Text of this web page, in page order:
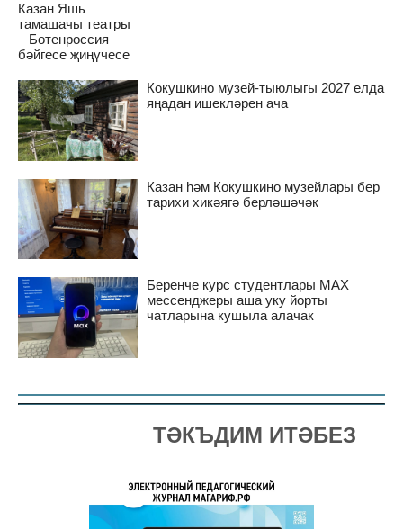
Казан Яшь
тамашачы театры
– Бөтенроссия
бәйгесе җиңүчесе
Кокушкино музей-тыюлыгы 2027 елда
яңадан ишекләрен ача
Казан һәм Кокушкино музейлары бер
тарихи хикәягә берләшәчәк
Беренче курс студентлары MAX
мессенджеры аша уку йорты
чатларына кушыла алачак
ТӘКЪДИМ ИТӘБЕЗ